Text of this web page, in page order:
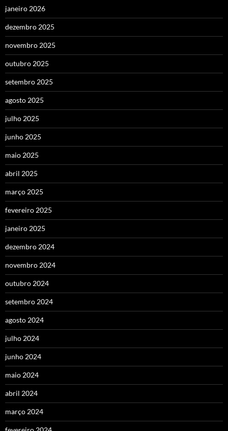
janeiro 2026
dezembro 2025
novembro 2025
outubro 2025
setembro 2025
agosto 2025
julho 2025
junho 2025
maio 2025
abril 2025
março 2025
fevereiro 2025
janeiro 2025
dezembro 2024
novembro 2024
outubro 2024
setembro 2024
agosto 2024
julho 2024
junho 2024
maio 2024
abril 2024
março 2024